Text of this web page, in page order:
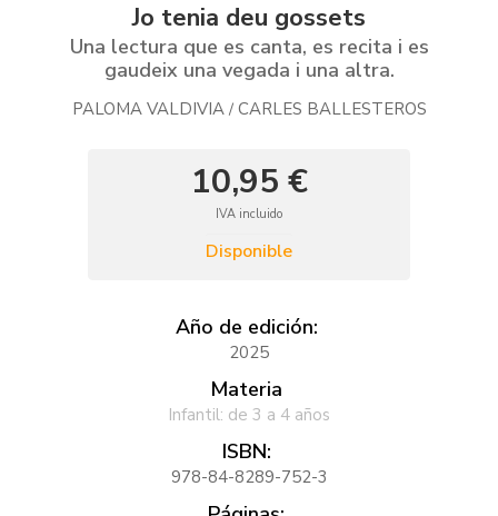
Jo tenia deu gossets
Una lectura que es canta, es recita i es
gaudeix una vegada i una altra.
PALOMA VALDIVIA / CARLES BALLESTEROS
10,95 €
IVA incluido
Disponible
Año de edición:
2025
Materia
Infantil: de 3 a 4 años
ISBN:
978-84-8289-752-3